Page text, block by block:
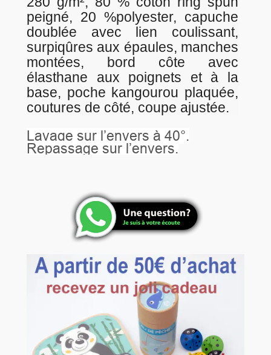
peigné, 20 %polyester, capuche
doublée avec lien coulissant,
surpiqûres aux épaules, manches
montées, bord côte avec
élasthane aux poignets et à la
base, poche kangourou plaquée,
coutures de côté, coupe ajustée.
Lavage sur l’envers à 40°.
Repassage sur l’envers.